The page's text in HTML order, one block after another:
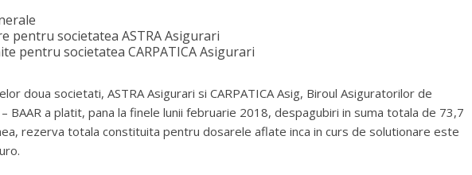
pentru societatea ASTRA Asigurari
pentru societatea CARPATICA Asigurari
doua societati, ASTRA Asigurari si CARPATICA Asig, Biroul Asiguratorilor de
BAAR a platit, pana la finele lunii februarie 2018, despagubiri in suma totala de 73,7
rezerva totala constituita pentru dosarele aflate inca in curs de solutionare este